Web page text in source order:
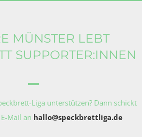
MÜNSTER LEBT
SUPPORTER:INNEN
Liga unterstützen? Dann schickt
Mail an hallo@speckbrettliga.de